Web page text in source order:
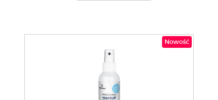
Nowość